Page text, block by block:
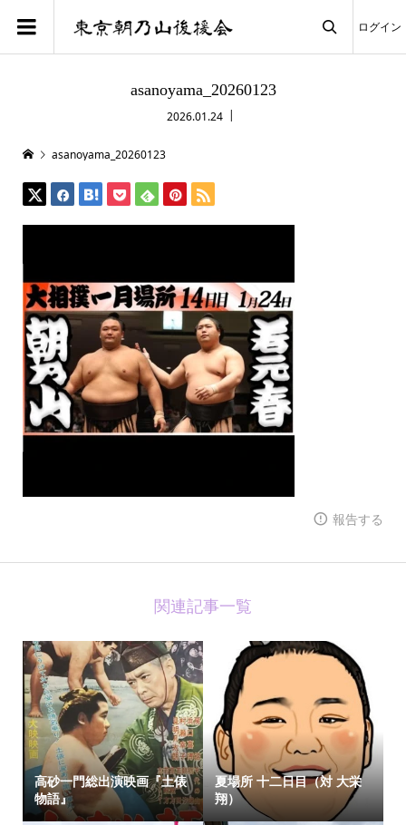
ログイン
asanoyama_20260123
2026.01.24
asanoyama_20260123
報告する
関連記事一覧
高砂一門総出演映画『土俵
物語』
夏場所 十二日目（対 大栄
翔）